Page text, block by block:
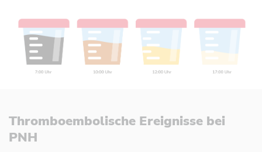
Thromboembolische Ereignisse bei
PNH